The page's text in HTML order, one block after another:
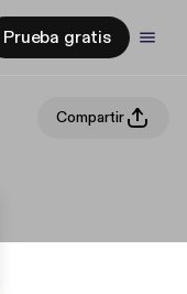
Prueba gratis
Compartir